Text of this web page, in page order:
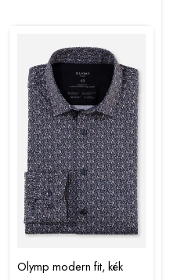
Olymp modern fit, kék